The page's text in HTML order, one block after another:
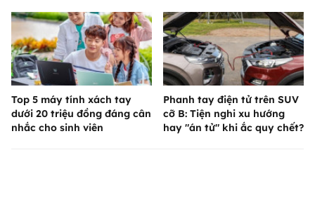
Top 5 máy tính xách tay
dưới 20 triệu đồng đáng cân
nhắc cho sinh viên
Phanh tay điện tử trên SUV
cỡ B: Tiện nghi xu hướng
hay "án tử" khi ắc quy chết?